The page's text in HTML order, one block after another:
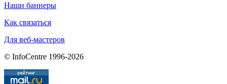
Наши баннеры
Как связаться
Для веб-мастеров
© InfoCentre 1996-2026